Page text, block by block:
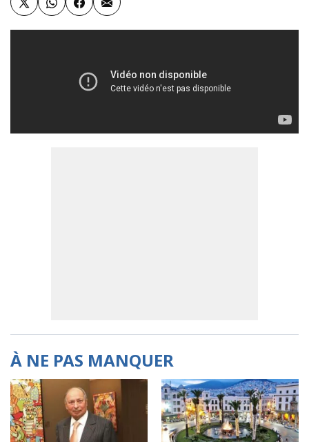
À NE PAS MANQUER